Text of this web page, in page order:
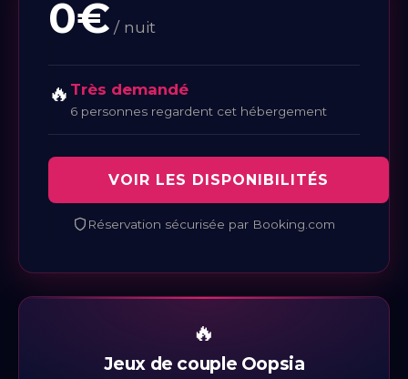
0€ / nuit
🔥 Très demandé
6 personnes regardent cet hébergement
VOIR LES DISPONIBILITÉS
Réservation sécurisée par Booking.com
🔥
Jeux de couple Oopsia